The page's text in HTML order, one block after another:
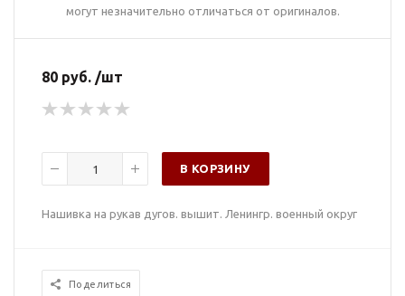
могут незначительно отличаться от оригиналов.
80 руб. /шт
В КОРЗИНУ
Нашивка на рукав дугов. вышит. Ленингр. военный округ
Поделиться